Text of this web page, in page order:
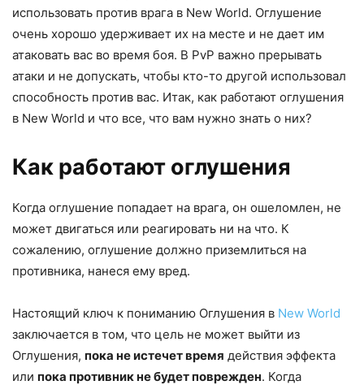
использовать против врага в New World. Оглушение
очень хорошо удерживает их на месте и не дает им
атаковать вас во время боя. В PvP важно прерывать
атаки и не допускать, чтобы кто-то другой использовал
способность против вас. Итак, как работают оглушения
в New World и что все, что вам нужно знать о них?
Как работают оглушения
Когда оглушение попадает на врага, он ошеломлен, не
может двигаться или реагировать ни на что. К
сожалению, оглушение должно приземлиться на
противника, нанеся ему вред.
Настоящий ключ к пониманию Оглушения в New World
заключается в том, что цель не может выйти из
Оглушения, пока не истечет время действия эффекта
или пока противник не будет поврежден. Когда